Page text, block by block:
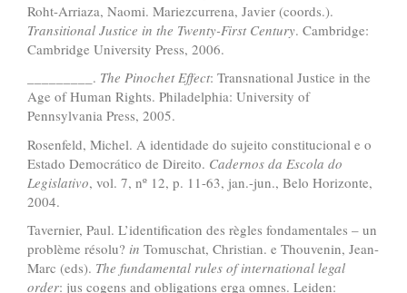
Roht-Arriaza, Naomi. Mariezcurrena, Javier (coords.).
Transitional Justice in the Twenty-First Century. Cambridge:
Cambridge University Press, 2006.
_________. The Pinochet Effect: Transnational Justice in the
Age of Human Rights. Philadelphia: University of
Pennsylvania Press, 2005.
Rosenfeld, Michel. A identidade do sujeito constitucional e o
Estado Democrático de Direito. Cadernos da Escola do
Legislativo, vol. 7, nº 12, p. 11-63, jan.-jun., Belo Horizonte,
2004.
Tavernier, Paul. L’identification des règles fondamentales – un
problème résolu? in Tomuschat, Christian. e Thouvenin, Jean-
Marc (eds). The fundamental rules of international legal
order: jus cogens and obligations erga omnes. Leiden: